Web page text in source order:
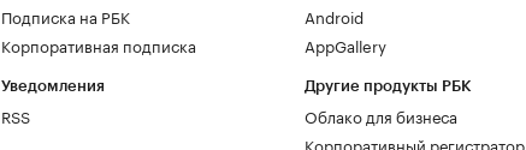
Подписка на РБК
Корпоративная подписка
Уведомления
RSS
Android
AppGallery
Другие продукты РБК
Облако для бизнеса
Корпоративный регистратор